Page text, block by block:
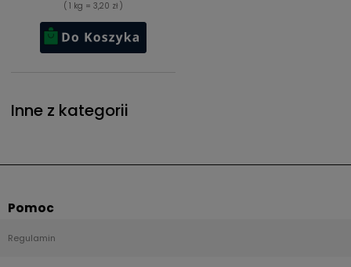
( 1 kg = 3,20 zł )
Inne z kategorii
Pomoc
Regulamin